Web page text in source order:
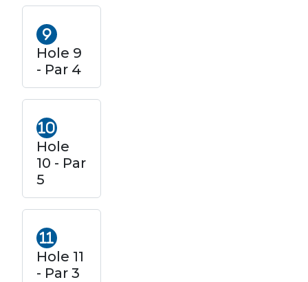
Hole 9
- Par 4
Hole
10 - Par
5
Hole 11
- Par 3